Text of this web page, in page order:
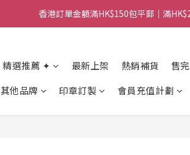
香港訂單金額滿HK$150包平郵｜滿
香港訂單金額滿HK$150包平郵｜滿
香港訂單金額滿HK$150包平郵｜滿
精選推薦 ✦ 最新上架 熱銷補貨 售
其他品牌 印章訂製 會員充值計劃